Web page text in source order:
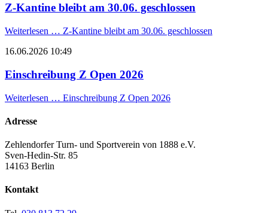
Z-Kantine bleibt am 30.06. geschlossen
Weiterlesen … Z-Kantine bleibt am 30.06. geschlossen
16.06.2026 10:49
Einschreibung Z Open 2026
Weiterlesen … Einschreibung Z Open 2026
Adresse
Zehlendorfer Turn- und Sportverein von 1888 e.V.
Sven-Hedin-Str. 85
14163 Berlin
Kontakt